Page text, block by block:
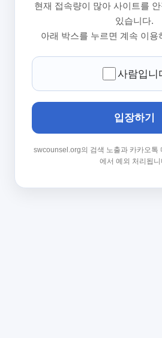
현재 접속량이 많아 사이트를
있습니다.
아래 박스를 누르면 계속 이용
사람입니
입장하기
swcounsel.org의 검색 노출과 카카오톡
에서 예외 처리됩니